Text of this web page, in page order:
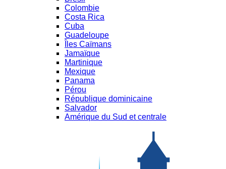
Colombie
Costa Rica
Cuba
Guadeloupe
Îles Caïmans
Jamaïque
Martinique
Mexique
Panama
Pérou
République dominicaine
Salvador
Amérique du Sud et centrale